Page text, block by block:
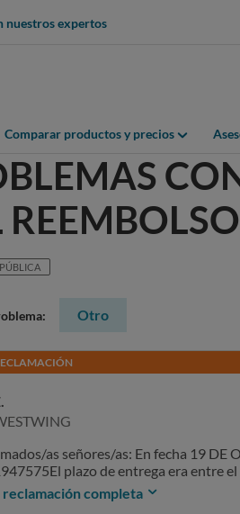
nuestros expertos
Comparar productos y precios
REEMBOLSO
PÚBLICA
Otro
as señores/as: En fecha 19 DE
plazo de entrega era entre
de pasados muchos días del 9/11
ninguna justificación. Tuve que
completa